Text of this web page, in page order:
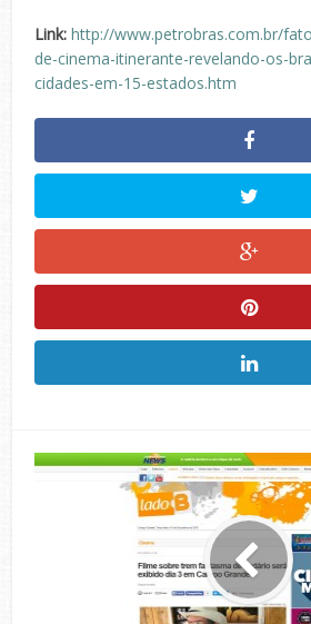
Link: http://www.petrobras.com.br/
de-cinema-itinerante-revelando-os-
cidades-em-15-estados.htm